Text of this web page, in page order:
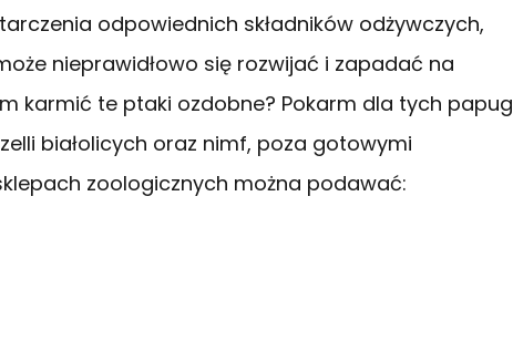
odpowiednich składników odżywczych,
nieprawidłowo się rozwijać i zapadać na
karmić te ptaki ozdobne? Pokarm dla tych papug
białolicych oraz nimf, poza gotowymi
zoologicznych można podawać: